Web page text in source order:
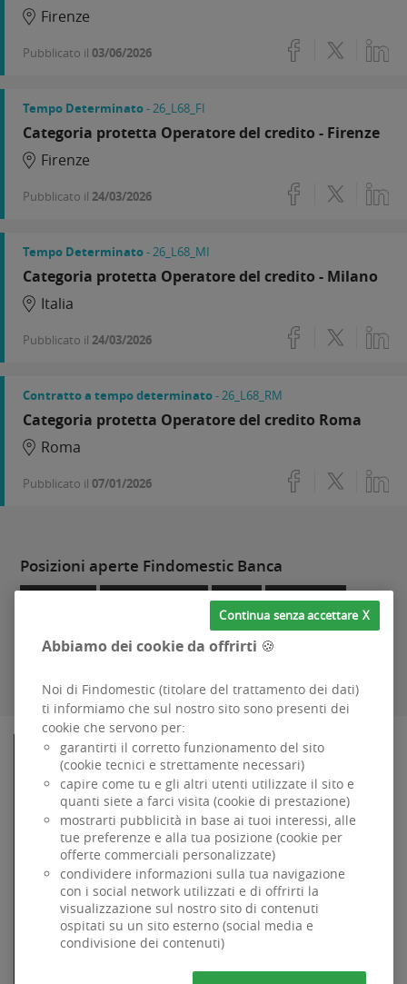
Firenze
Pubblicato il 03/06/2026
Tempo Determinato- 26_L68_FI
Categoria protetta Operatore del credito - Firenze
Firenze
Pubblicato il 24/03/2026
Tempo Determinato- 26_L68_MI
Categoria protetta Operatore del credito - Milano
Italia
Pubblicato il 24/03/2026
Contratto a tempo determinato- 26_L68_RM
Categoria protetta Operatore del credito Roma
Roma
Pubblicato il 07/01/2026
Posizioni aperte Findomestic Banca
Lazio Lombardia
Piemonte Sicilia Toscana Veneto
FINDOMESTIC
Specializzata dal 1984 nel credito alla famiglia per
l'acquisto di beni e servizi ad uso privato, è parte di BNP
Paribas, primario Gruppo Bancario internazionale.
Dati Societari
Accessibilità
Codice di Condotta
-Sicurezza
Informativa sui cookie
Documenti trasparenza
Whistleblowing
Findomestic Banca SpA . P IVA 03562770481
Abbiamo dei cookie da offrirti 🍪
Noi di Findomestic (titolare del trattamento dei dati)
ti informiamo che sul nostro sito sono presenti dei
cookie che servono per:
garantirti il corretto funzionamento del sito
(cookie tecnici e strettamente necessari)
capire come tu e gli altri utenti utilizzate il sito e
quanti siete a farci visita (cookie di prestazione)
mostrarti pubblicità in base ai tuoi interessi, alle
tue preferenze e alla tua posizione (cookie per
offerte commerciali personalizzate)
condividere informazioni sulla tua navigazione
con i social network utilizzati e di offrirti la
visualizzazione sul nostro sito di contenuti
ospitati su un sito esterno (social media e
condivisione dei contenuti)
Continua senza accettare